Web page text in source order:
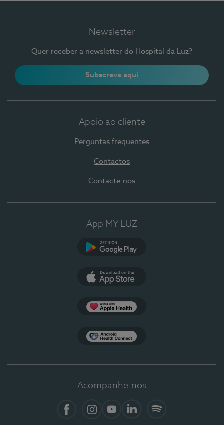
Newsletter
Quer receber a newsletter do Hospital da Luz?
Subscreva aqui
Apoio ao cliente
Perguntas frequentes
Contactos
Contacte-nos
App MY LUZ
Acompanhe-nos